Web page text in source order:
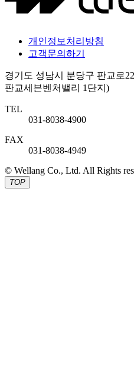
개인정보처리방침
고객문의하기
경기도 성남시 분당구 판교로
판교세븐벤처밸리 1단지)
TEL
031-8038-4900
FAX
031-8038-4949
© Wellang Co., Ltd. All Rights
TOP